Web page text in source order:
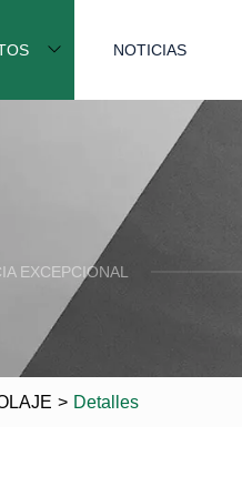
NOTICIAS
EXCEPCIONAL
> Detalles